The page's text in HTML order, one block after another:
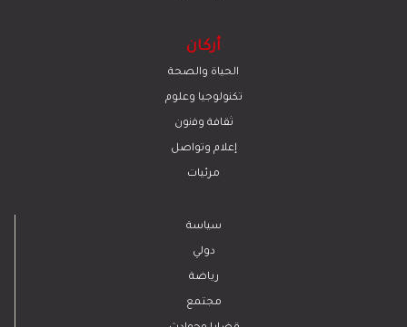
أركان
الحياة والصحة
تكنولوجيا وعلوم
ﺛﻘﺎﻓﺔ وﻓﻧون
إعلام وتواصل
مرئيات
سياسة
دولي
رياضة
مجتمع